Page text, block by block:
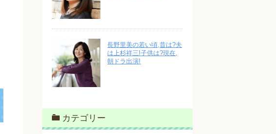
長野里美の若い頃,昔は?夫
は上杉祥三!子供は?現在,
朝ドラ出演!
カテゴリー